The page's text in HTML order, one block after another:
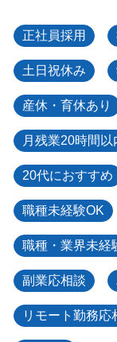
正社員採用
土日祝休み
産休・育休あり
月残業20時間以
20代におすすめ
職種未経験OK
職種・業界未経
副業応相談
リモート勤務応